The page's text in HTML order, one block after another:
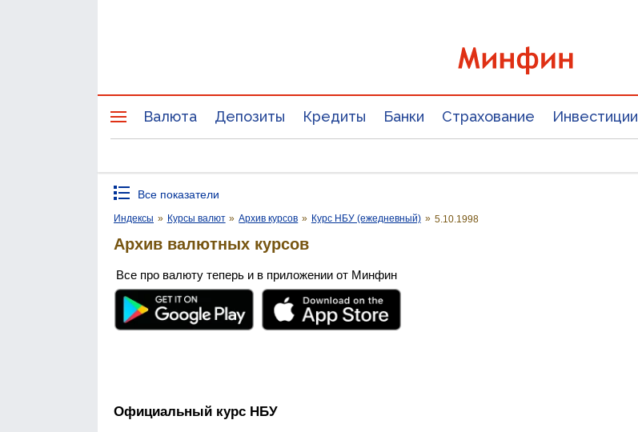
Валюта Депозиты Кредиты Банки Страхование Инвестиции
Все показатели
Индексы » Курсы валют » Архив курсов » Курс НБУ (ежедневный) » 5.10.1998
Архив валютных курсов
Все про валюту теперь и в приложении от Минфин
Официальный курс НБУ